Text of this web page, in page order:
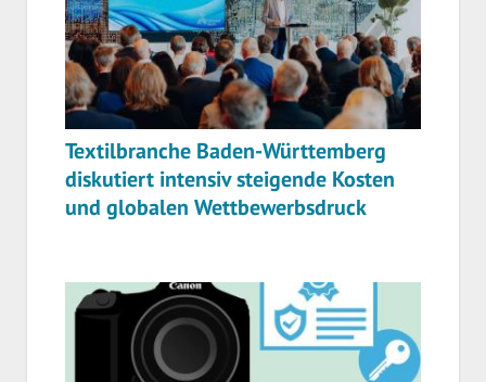
Textilbranche Baden-Württemberg
diskutiert intensiv steigende Kosten
und globalen Wettbewerbsdruck